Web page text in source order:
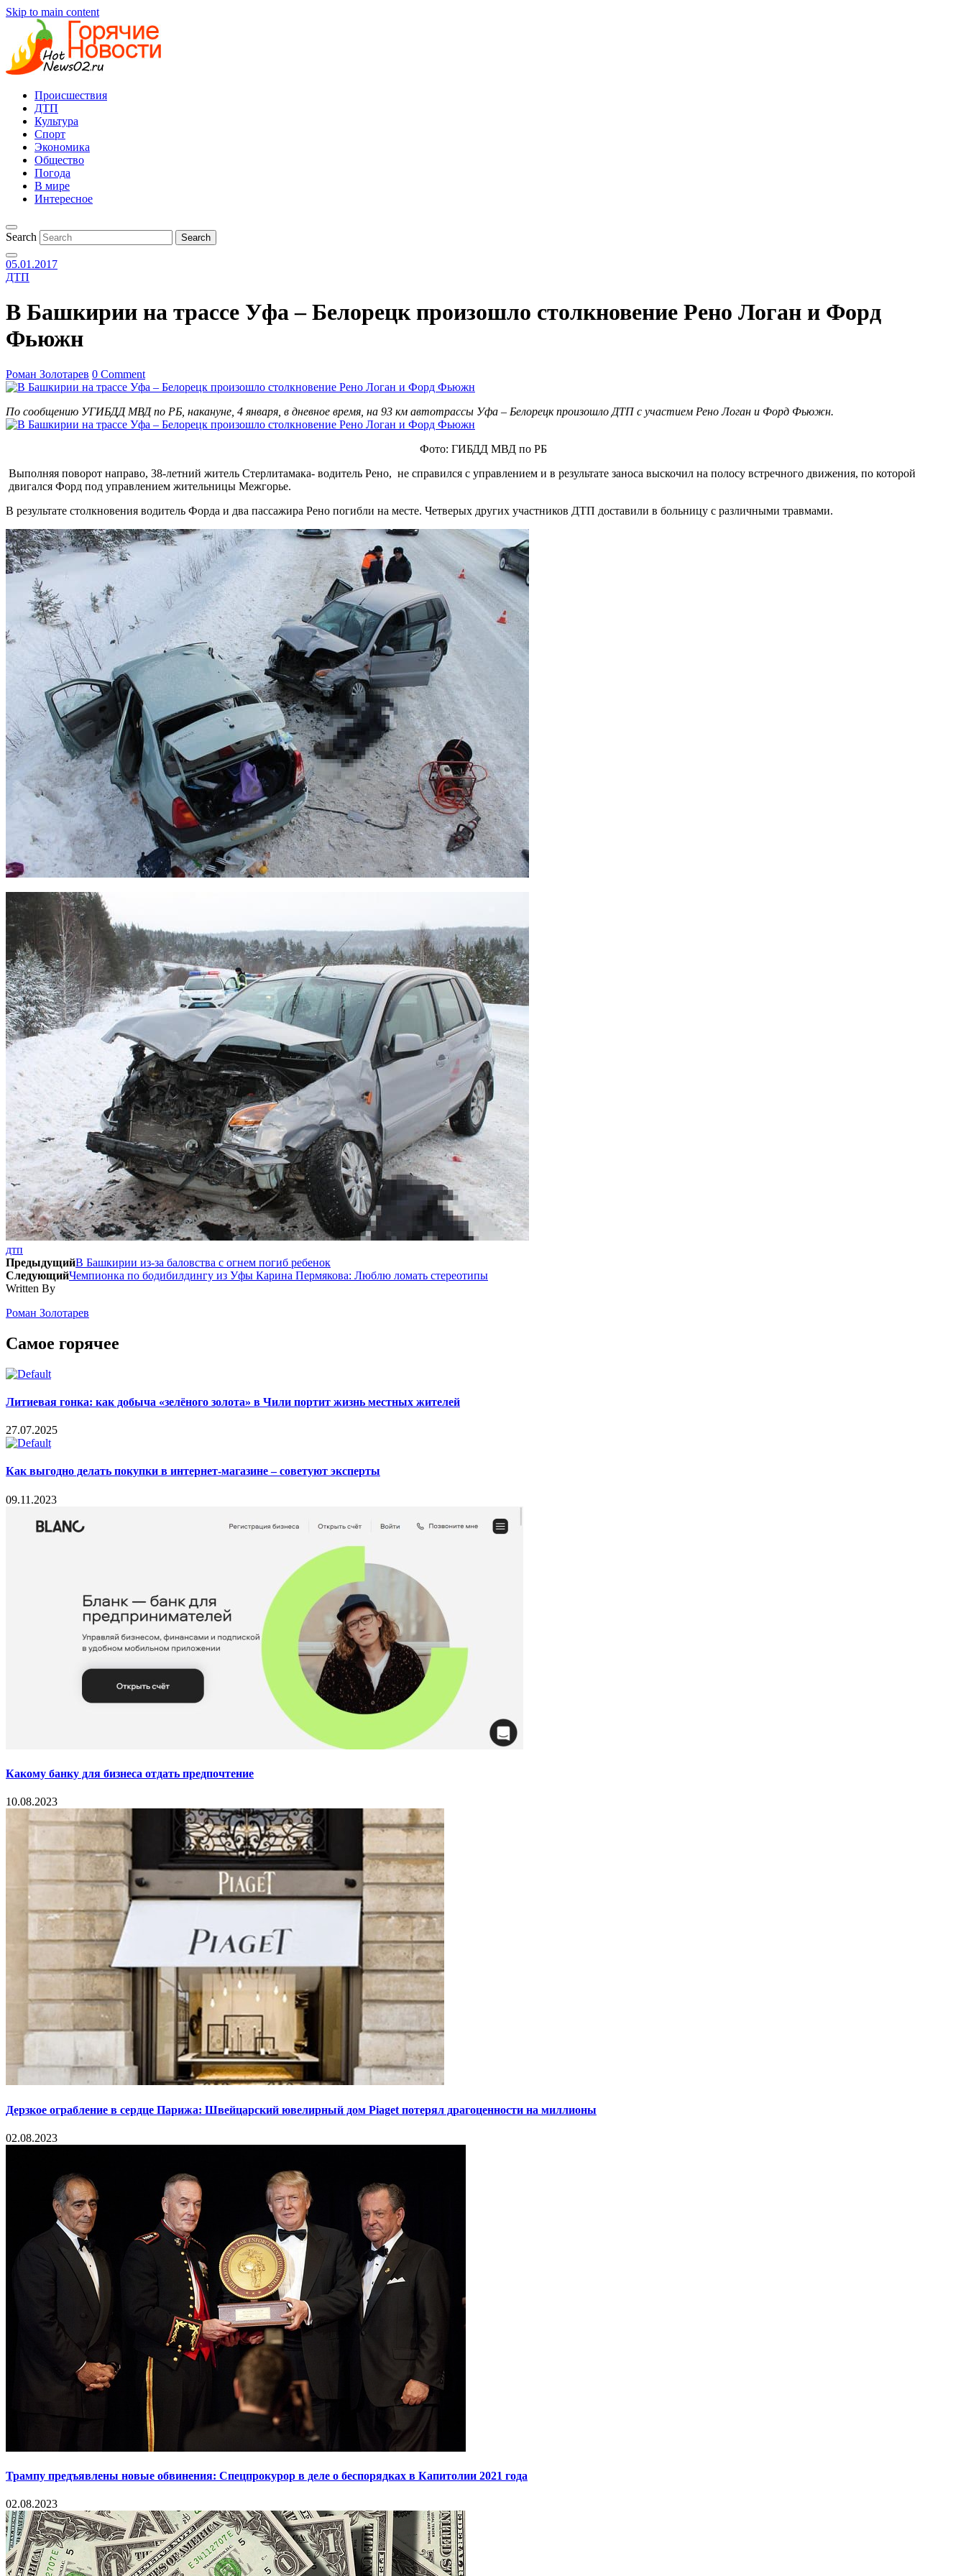
Skip to main content
Происшествия
ДТП
Культура
Спорт
Экономика
Общество
Погода
В мире
Интересное
Search
05.01.2017
ДТП
В Башкирии на трассе Уфа – Белорецк произошло столкновение Рено Логан и Форд
Фьюжн
Роман Золотарев 0 Comment
По сообщению УГИБДД МВД по РБ, накануне, 4 января, в дневное время, на 93 км автотрассы Уфа – Белорецк произошло ДТП с участием Рено Логан и Форд Фьюжн.
Фото: ГИБДД МВД по РБ
Выполняя поворот направо, 38-летний житель Стерлитамака- водитель Рено, не справился с управлением и в результате заноса выскочил на полосу встречного движения, по которой
двигался Форд под управлением жительницы Межгорье.
В результате столкновения водитель Форда и два пассажира Рено погибли на месте. Четверых других участников ДТП доставили в больницу с различными травмами.
дтп
ПредыдущийВ Башкирии из-за баловства с огнем погиб ребенок
СледующийЧемпионка по бодибилдингу из Уфы Карина Пермякова: Люблю ломать стереотипы
Written By
Роман Золотарев
Самое горячее
Литиевая гонка: как добыча «зелёного золота» в Чили портит жизнь местных жителей
27.07.2025
Как выгодно делать покупки в интернет-магазине – советуют эксперты
09.11.2023
Какому банку для бизнеса отдать предпочтение
10.08.2023
Дерзкое ограбление в сердце Парижа: Швейцарский ювелирный дом Piaget потерял драгоценности на миллионы
02.08.2023
Трампу предъявлены новые обвинения: Спецпрокурор в деле о беспорядках в Капитолии 2021 года
02.08.2023